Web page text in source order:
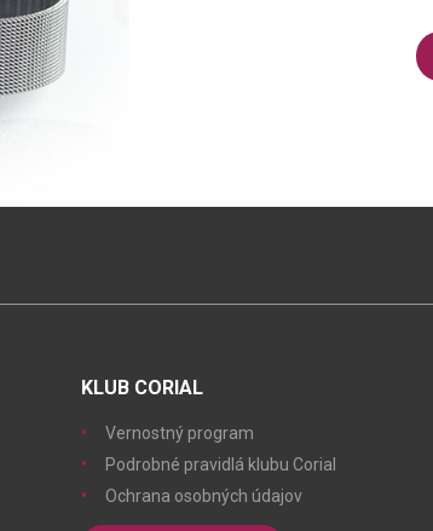
KLUB CORIAL
Vernostný program
Podrobné pravidlá klubu Corial
Ochrana osobných údajov